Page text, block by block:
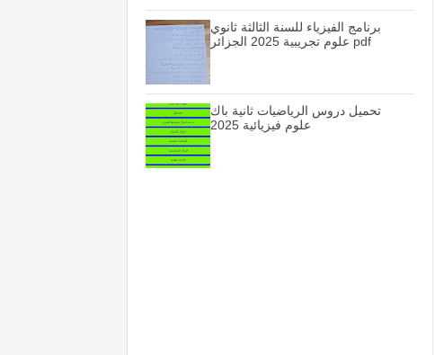
برنامج الفيزياء للسنة الثالثة ثانوي
علوم تجريبية 2025 الجزائر pdf
تحميل دروس الرياضيات ثانية باك
علوم فيزيائية 2025